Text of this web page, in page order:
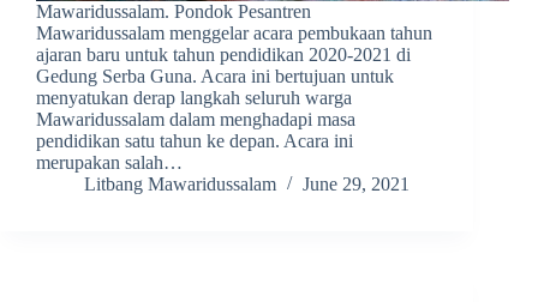
Mawaridussalam. Pondok Pesantren
Mawaridussalam menggelar acara pembukaan tahun
ajaran baru untuk tahun pendidikan 2020-2021 di
Gedung Serba Guna. Acara ini bertujuan untuk
menyatukan derap langkah seluruh warga
Mawaridussalam dalam menghadapi masa
pendidikan satu tahun ke depan. Acara ini
merupakan salah…
Litbang Mawaridussalam
June 29, 2021